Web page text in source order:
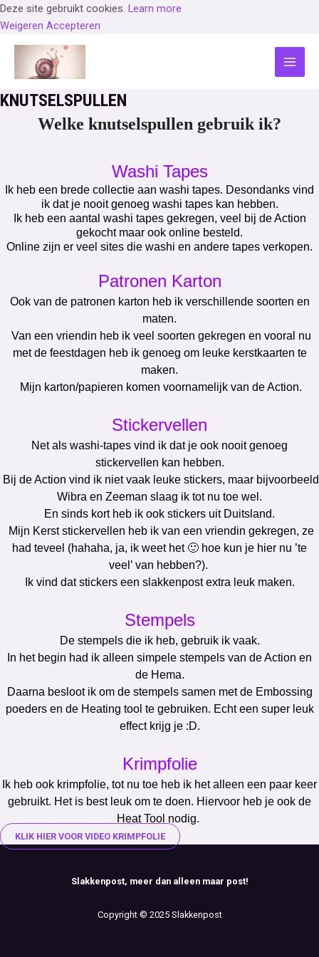
Deze site gebruikt cookies. Learn more
Weigeren Accepteren
inhoud
KNUTSELSPULLEN
Welke knutselspullen gebruik ik?
Washi Tapes
Ik heb een brede collectie aan washi tapes. Desondanks vind
ik dat je nooit genoeg washi tapes kan hebben.
Ik heb een aantal washi tapes gekregen, veel bij de Action
gekocht maar ook online besteld.
Online zijn er veel sites die washi en andere tapes verkopen.
Patronen Karton
Ook van de patronen karton heb ik verschillende soorten en
maten.
Van een vriendin heb ik veel soorten gekregen en vooral nu
met de feestdagen heb ik genoeg om leuke kerstkaarten te
maken.
Mijn karton/papieren komen voornamelijk van de Action.
Stickervellen
Net als washi-tapes vind ik dat je ook nooit genoeg
stickervellen kan hebben.
Bij de Action vind ik niet vaak leuke stickers, maar bijvoorbeeld
Wibra en Zeeman slaag ik tot nu toe wel.
En sinds kort heb ik ook stickers uit Duitsland.
Mijn Kerst stickervellen heb ik van een vriendin gekregen, ze
had teveel (hahaha, ja, ik weet het 🙂 hoe kun je hier nu ’te
veel’ van hebben?).
Ik vind dat stickers een slakkenpost extra leuk maken.
Stempels
De stempels die ik heb, gebruik ik vaak.
In het begin had ik alleen simpele stempels van de Action en
de Hema.
Daarna besloot ik om de stempels samen met de Embossing
poeders en de Heating tool te gebruiken. Echt een super leuk
effect krijg je :D.
Krimpfolie
Ik heb ook krimpfolie, tot nu toe heb ik het alleen een paar keer
gebruikt. Het is best leuk om te doen. Hiervoor heb je ook de
Heat Tool nodig.
KLIK HIER VOOR VIDEO KRIMPFOLIE
Slakkenpost, meer dan alleen maar post!
Copyright © 2025 Slakkenpost